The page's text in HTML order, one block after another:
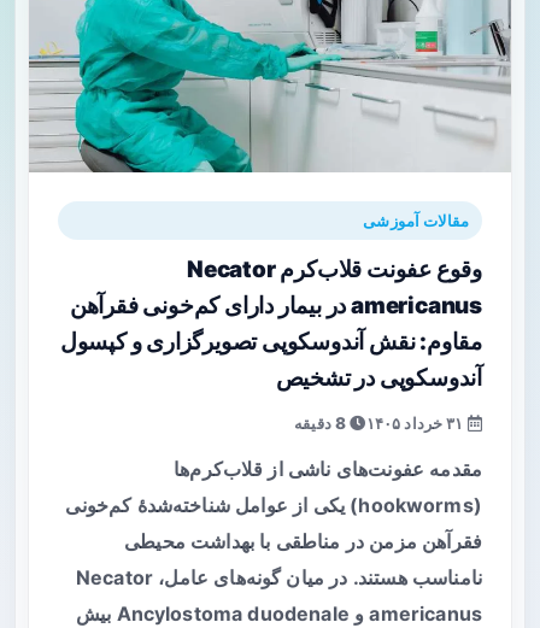
مقالات آموزشی
وقوع عفونت قلاب‌کرم Necator
americanus در بیمار دارای کم‌خونی فقرآهن
مقاوم: نقش آندوسکوپی تصویرگزاری و کپسول
آندوسکوپی در تشخیص
8 دقیقه
مقدمه عفونت‌های ناشی از قلاب‌کرم‌ها
(hookworms) یکی از عوامل شناخته‌شدهٔ کم‌خونی
فقرآهن مزمن در مناطقی با بهداشت محیطی
نامناسب هستند. در میان گونه‌های عامل، Necator
americanus و Ancylostoma duodenale بیش